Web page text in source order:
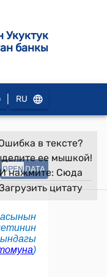
Укуктук
банкы
RU
OPEN DATA
в тексте?
ее мышкой!
И нажмите: Сюда
цитату